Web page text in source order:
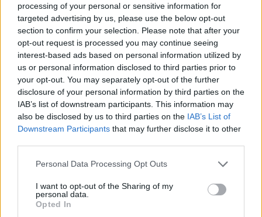
processing of your personal or sensitive information for
targeted advertising by us, please use the below opt-out
section to confirm your selection. Please note that after your
opt-out request is processed you may continue seeing
interest-based ads based on personal information utilized by
us or personal information disclosed to third parties prior to
your opt-out. You may separately opt-out of the further
disclosure of your personal information by third parties on the
IAB’s list of downstream participants. This information may
also be disclosed by us to third parties on the IAB’s List of
Downstream Participants that may further disclose it to other
Please note that this website/app uses one or more Google
not limited to your visit or usage behaviour. You may click to
grant or deny consent to Google and its third-party tags to
use your data for below specified purposes in below Google
Personal Data Processing Opt Outs
I want to opt-out of the Sharing of my
personal data.
Opted In
Vuoi rimuovere le pubblicità nazionali?
Puoi abbonarti asoli € 1,10 al mese
cliccandoqui
Sei già abbonato?
Puoi effettuare l'accesso andando nella
sezione Login
dal menù del sito o